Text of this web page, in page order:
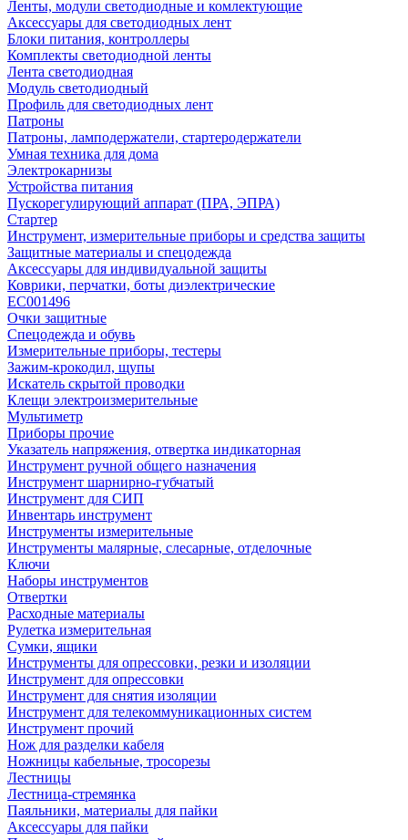
Ленты, модули светодиодные и комлектующие
Аксессуары для светодиодных лент
Блоки питания, контроллеры
Комплекты светодиодной ленты
Лента светодиодная
Модуль светодиодный
Профиль для светодиодных лент
Патроны
Патроны, ламподержатели, стартеродержатели
Умная техника для дома
Электрокарнизы
Устройства питания
Пускорегулирующий аппарат (ПРА, ЭПРА)
Стартер
Инструмент, измерительные приборы и средства защиты
Защитные материалы и спецодежда
Аксессуары для индивидуальной защиты
Коврики, перчатки, боты диэлектрические
EC001496
Очки защитные
Спецодежда и обувь
Измерительные приборы, тестеры
Зажим-крокодил, щупы
Искатель скрытой проводки
Клещи электроизмерительные
Мультиметр
Приборы прочие
Указатель напряжения, отвертка индикаторная
Инструмент ручной общего назначения
Инструмент шарнирно-губчатый
Инструмент для СИП
Инвентарь инструмент
Инструменты измерительные
Инструменты малярные, слесарные, отделочные
Ключи
Наборы инструментов
Отвертки
Расходные материалы
Рулетка измерительная
Сумки, ящики
Инструменты для опрессовки, резки и изоляции
Инструмент для опрессовки
Инструмент для снятия изоляции
Инструмент для телекоммуникационных систем
Инструмент прочий
Нож для разделки кабеля
Ножницы кабельные, тросорезы
Лестницы
Лестница-стремянка
Паяльники, материалы для пайки
Аксессуары для пайки